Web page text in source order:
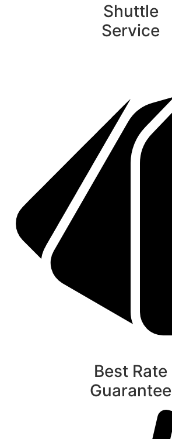
Shuttle
Service
Best Rate
Guarantee